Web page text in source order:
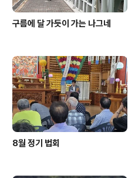
구름에 달 가듯이 가는 나그네
8월 정기 법회